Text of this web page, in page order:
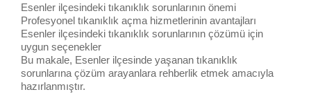
Esenler ilçesindeki tıkanıklık sorunlarının önemi
Profesyonel tıkanıklık açma hizmetlerinin avantajları
Esenler ilçesindeki tıkanıklık sorunlarının çözümü için
uygun seçenekler
Bu makale, Esenler ilçesinde yaşanan tıkanıklık
sorunlarına çözüm arayanlara rehberlik etmek amacıyla
hazırlanmıştır.